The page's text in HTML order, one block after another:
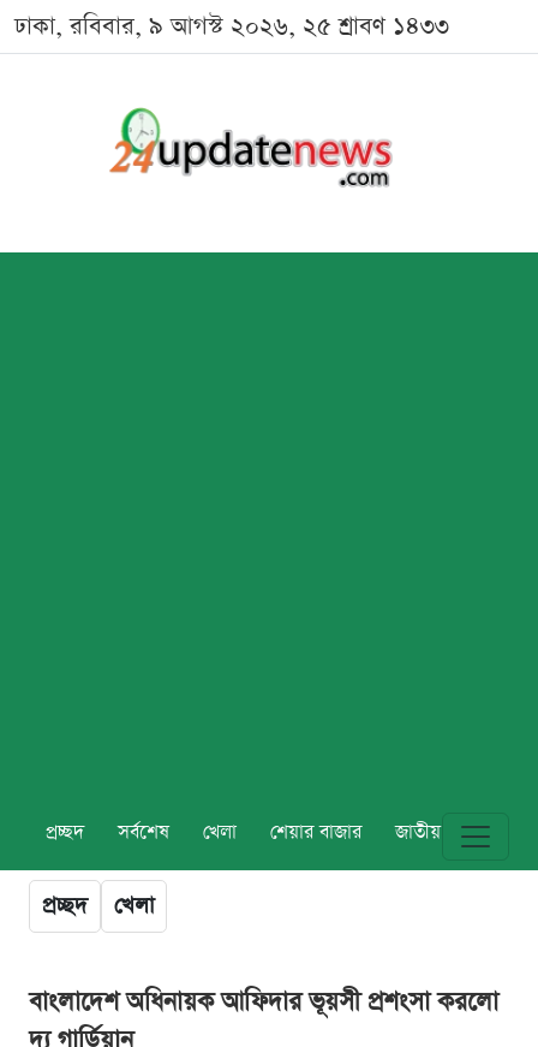
ঢাকা, রবিবার, ৯ আগস্ট ২০২৬, ২৫ শ্রাবণ ১৪৩৩
প্রচ্ছদ সর্বশেষ খেলা শেয়ার বাজার জাতীয় বিশ্ব
প্রচ্ছদ খেলা
বাংলাদেশ অধিনায়ক আফিদার ভূয়সী প্রশংসা করলো